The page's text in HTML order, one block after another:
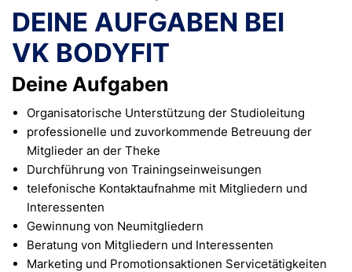
DEINE AUFGABEN BEI
VK BODYFIT
Deine Aufgaben
Organisatorische Unterstützung der Studioleitung
professionelle und zuvorkommende Betreuung der
Mitglieder an der Theke
Durchführung von Trainingseinweisungen
telefonische Kontaktaufnahme mit Mitgliedern und
Interessenten
Gewinnung von Neumitgliedern
Beratung von Mitgliedern und Interessenten
Marketing und Promotionsaktionen Servicetätigkeiten